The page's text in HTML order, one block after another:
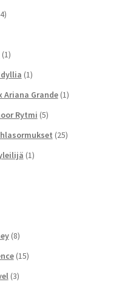
(1)
(1)
Ariana Grande (1)
Rytmi (5)
(25)
(1)
(8)
(15)
(3)